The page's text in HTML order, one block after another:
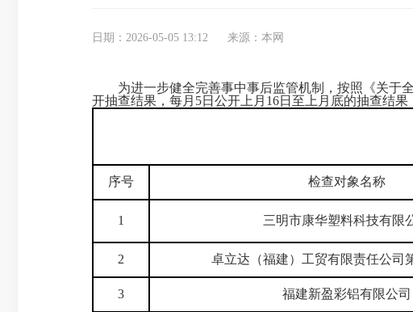
日期：2026-05-05 13:12 来源：本网
为进一步健全完善事中事后监管机制，按照《关于全
开抽查结果，每月5日公开上月16日至上月底的抽查结
序号 检查对象名称
1 三明市康华塑料科技有限
2 卓立达（福建）工贸有限责任公司
3 福建新盈彩铝有限公司